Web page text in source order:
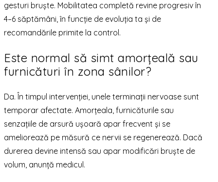
gesturi bruște. Mobilitatea completă revine progresiv în
4–6 săptămâni, în funcție de evoluția ta și de
recomandările primite la control.
Este normal să simt amorțeală sau
furnicături în zona sânilor?
Da. În timpul intervenției, unele terminații nervoase sunt
temporar afectate. Amorțeala, furnicăturile sau
senzațiile de arsură ușoară apar frecvent și se
ameliorează pe măsură ce nervii se regenerează. Dacă
durerea devine intensă sau apar modificări bruște de
volum, anunță medicul.